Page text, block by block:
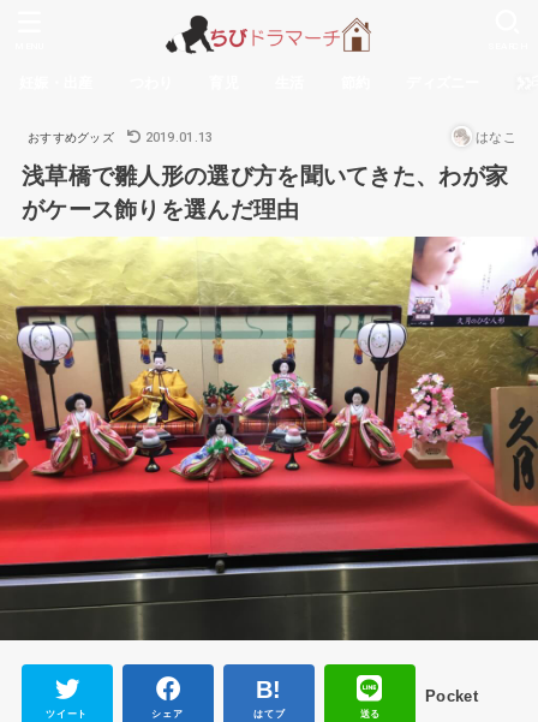
おすすめグッズ 2019.01.13 はなこ
浅草橋で雛人形の選び方を聞いてきた、わが家
がケース飾りを選んだ理由
ツイート シェア はてブ 送る
Pocket